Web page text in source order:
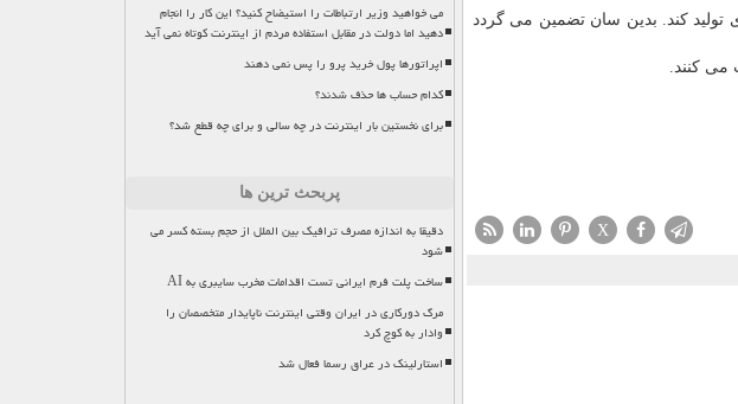
تولید كند. بدین سان تضمین می گردد
می كنند.
X
می خواهید وزیر ارتباطات را استیضاح کنید؟ این کار را انجام
دهید اما دولت در مقابل استفاده مردم از اینترنت کوتاه نمی آید
اپراتورها پول خرید پرو را پس نمی دهند
کدام حساب ها حذف شدند؟
برای نخستین بار اینترنت در چه سالی و برای چه قطع شد؟
پربحث ترین ها
دقیقا به اندازه مصرف ترافیک بین الملل از حجم بسته کسر می
شود
ساخت پلت فرم ایرانی تست اقدامات مخرب سایبری به AI
مرگ دورکاری در ایران وقتی اینترنت ناپایدار متخصصان را
وادار به کوچ کرد
استارلینک در عراق رسما فعال شد